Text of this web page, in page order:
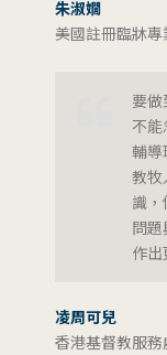
朱淑嫺
美國註冊臨牀專
要
不
輔導
教牧
識
問
作
凌周可兒
香港基督教服務